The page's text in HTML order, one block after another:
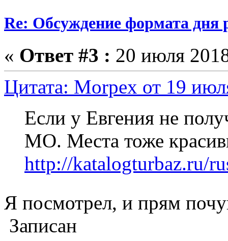
Re: Обсуждение формата дня
« Ответ #3 : 20 июля
Цитата: Morpex от 19
Если у Евгения не
МО. Места тоже
http://katalogturbaz.ru/
Я посмотрел, и прям
Записан